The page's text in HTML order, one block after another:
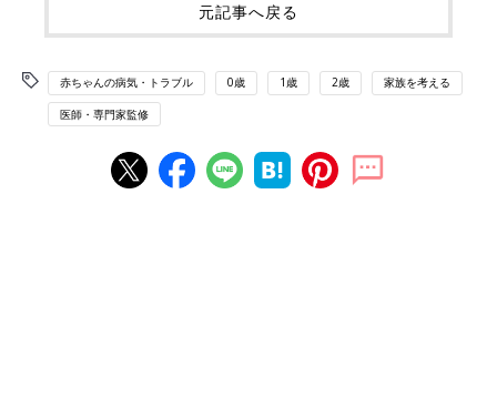
元記事へ戻る
赤ちゃんの病気・トラブル 0歳 1歳 2歳 家族を考える
医師・専門家監修